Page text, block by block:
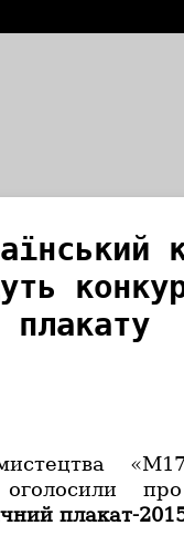
плакату
плакат-